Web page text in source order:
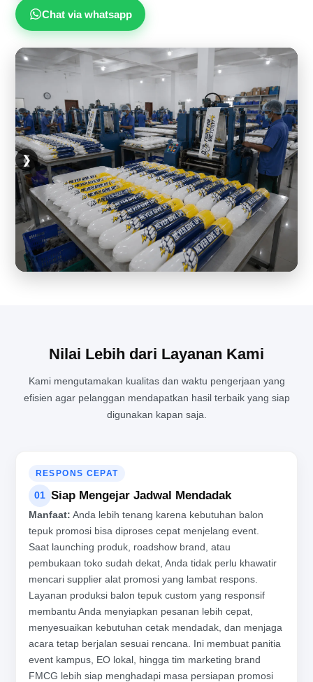
Chat via whatsapp
AKTIVITAS PABRIK YANG PADAT
❮
❯
Nilai Lebih dari Layanan Kami
Kami mengutamakan kualitas dan waktu pengerjaan yang
efisien agar pelanggan mendapatkan hasil terbaik yang siap
digunakan kapan saja.
RESPONS CEPAT
01 Siap Mengejar Jadwal Mendadak
Manfaat: Anda lebih tenang karena kebutuhan balon
tepuk promosi bisa diproses cepat menjelang event.
Saat launching produk, roadshow brand, atau
pembukaan toko sudah dekat, Anda tidak perlu khawatir
mencari supplier alat promosi yang lambat respons.
Layanan produksi balon tepuk custom yang responsif
membantu Anda menyiapkan pesanan lebih cepat,
menyesuaikan kebutuhan cetak mendadak, dan menjaga
acara tetap berjalan sesuai rencana. Ini membuat panitia
event kampus, EO lokal, hingga tim marketing brand
FMCG lebih siap menghadapi masa persiapan promosi